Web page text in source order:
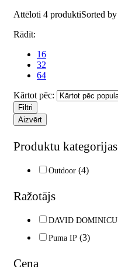
Attēloti 4 produktiSorted
Rādīt:
16
32
64
Kārtot pēc:
Filtri
Aizvērt
Produktu kategorijas
Outdoor (4)
Ražotājs
DAVID
Puma IP (3)
Cena